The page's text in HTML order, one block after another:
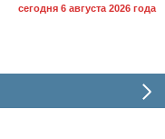
сегодня 6 августа 2026 года